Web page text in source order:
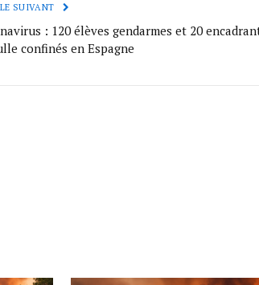
SUIVANT
: 120 élèves gendarmes et 20
confinés en Espagne